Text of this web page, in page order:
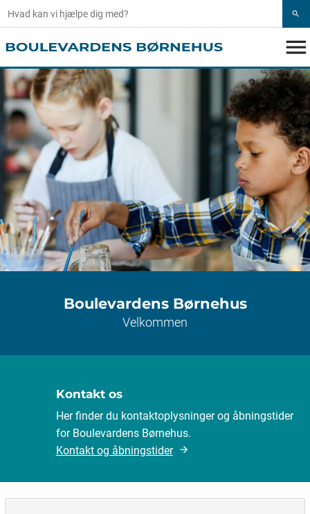
search
menu
Boulevardens Børnehus
Velkommen
Kontakt os
Her finder du kontaktoplysninger og åbningstider
for Boulevardens Børnehus.
Kontakt og åbningstider